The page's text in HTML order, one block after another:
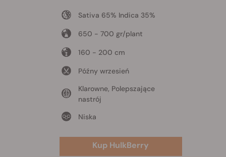
Sativa 65% Indica 35%
650 - 700 gr/plant
160 - 200 cm
Późny wrzesień
Klarowne, Polepszające
nastrój
Niska
Kup HulkBerry